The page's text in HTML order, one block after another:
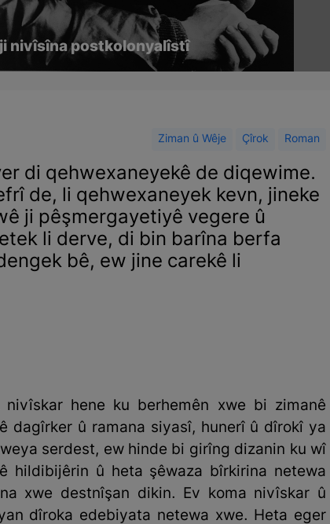
nivîsîna postkolonyalîstî
Ziman û Wêje Çîrok Roman
di qehwexaneyekê de diqewime.
de, li qehwexaneyek kevn, jineke
ji pêşmergayetiyê vegere û
li derve, di bin barîna berfa
bê, ew jine carekê li
hene ku berhemên xwe bi zimanê
dagîrker û ramana siyasî, hunerî û dîrokî ya
serdest, ew hinde bi girîng dizanin ku wî
hildibijêrin û heta şêwaza bîrkirina netewa
xwe destnîşan dikin. Ev koma nivîskar û
dîroka edebiyata netewa xwe. Heta eger